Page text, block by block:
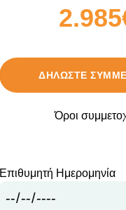
ΔΗΛΏΣΤΕ
Όροι
Επιθυμητή Ημερομηνία